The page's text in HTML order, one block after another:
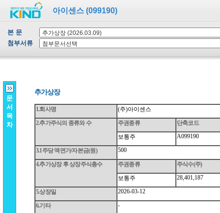
아이센스 (099190)
본 문
첨부서류
문
서
목
차